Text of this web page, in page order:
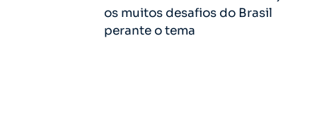
os muitos desafios do Brasil
perante o tema